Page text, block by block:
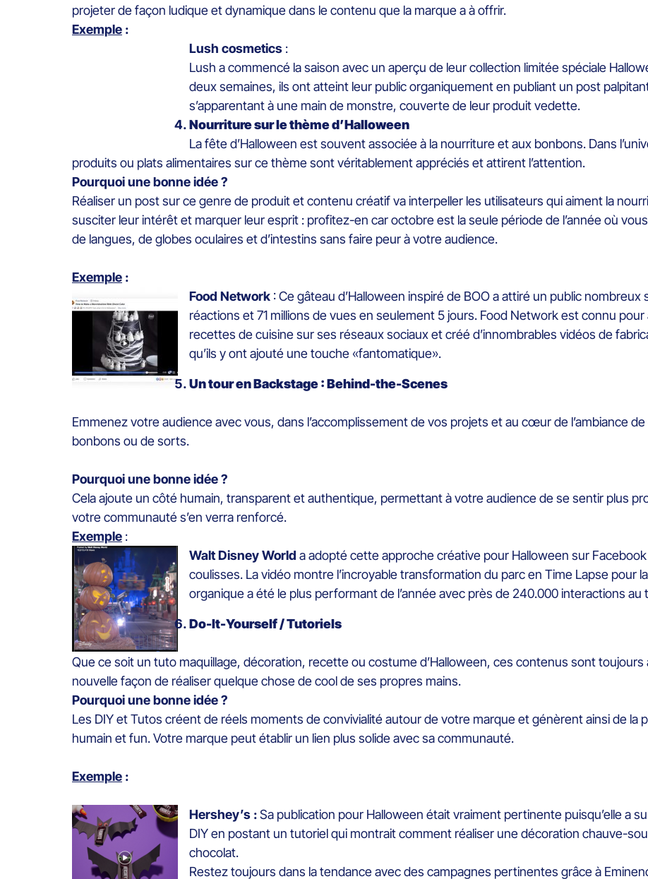
projeter de façon ludique et dynamique dans le contenu que la marque a à offrir.
Exemple :
Lush cosmetics :
Lush a commencé la saison avec un aperçu de leur collection limitée spéciale
deux semaines, ils ont atteint leur public organiquement en publiant un post
s’apparentant à une main de monstre, couverte de leur produit vedette.
Nourriture sur le thème d’Halloween
La fête d’Halloween est souvent associée à la nourriture et aux bonbons. Dans
produits ou plats alimentaires sur ce thème sont véritablement appréciés et attirent l’attention.
Pourquoi une bonne idée ?
Réaliser un post sur ce genre de produit et contenu créatif va interpeller les utilisateurs qui aiment la
susciter leur intérêt et marquer leur esprit : profitez-en car octobre est la seule période de l’année où
de langues, de globes oculaires et d’intestins sans faire peur à votre audience.
Exemple :
Food Network : Ce gâteau d’Halloween inspiré de BOO a attiré un public
réactions et 71 millions de vues en seulement 5 jours. Food Network est connu
recettes de cuisine sur ses réseaux sociaux et créé d’innombrables vidéos de
qu’ils y ont ajouté une touche «fantomatique».
Un tour en Backstage : Behind-the-Scenes
Emmenez votre audience avec vous, dans l’accomplissement de vos projets et au cœur de l’ambiance
bonbons ou de sorts.
Pourquoi une bonne idée ?
Cela ajoute un côté humain, transparent et authentique, permettant à votre audience de se sentir plus
votre communauté s’en verra renforcé.
Exemple :
Walt Disney World a adopté cette approche créative pour Halloween sur
coulisses. La vidéo montre l’incroyable transformation du parc en Time Lapse pour
organique a été le plus performant de l’année avec près de 240.000 interactions au
Do-It-Yourself / Tutoriels
Que ce soit un tuto maquillage, décoration, recette ou costume d’Halloween, ces contenus sont toujours
nouvelle façon de réaliser quelque chose de cool de ses propres mains.
Pourquoi une bonne idée ?
Les DIY et Tutos créent de réels moments de convivialité autour de votre marque et génèrent ainsi de la
humain et fun. Votre marque peut établir un lien plus solide avec sa communauté.
Exemple :
Hershey’s :Sa publication pour Halloween était vraiment pertinente puisqu’elle a
DIY en postant un tutoriel qui montrait comment réaliser une décoration chauve-
chocolat.
Restez toujours dans la tendance avec des campagnes pertinentes grâce à